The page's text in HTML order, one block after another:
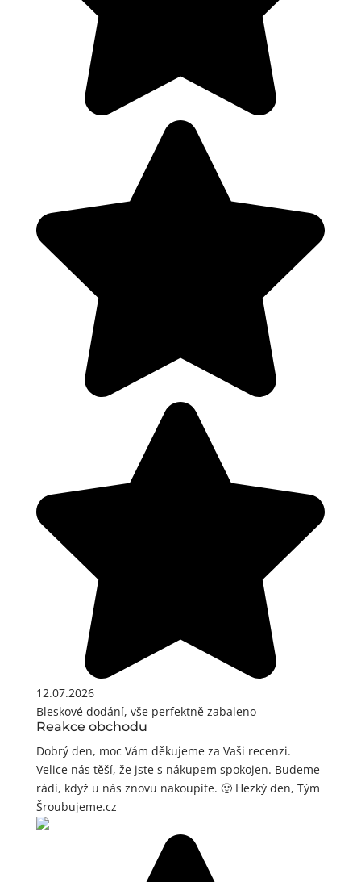
12.07.2026
Bleskové dodání, vše perfektně zabaleno
Reakce obchodu
Dobrý den, moc Vám děkujeme za Vaši recenzi.
Velice nás těší, že jste s nákupem spokojen. Budeme
rádi, když u nás znovu nakoupíte. 🙂 Hezký den, Tým
Šroubujeme.cz